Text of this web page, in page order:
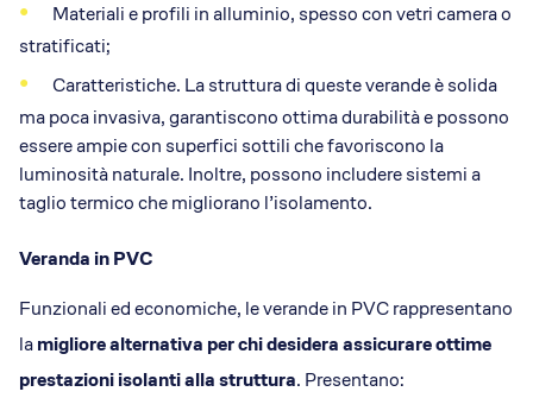
Materiali e profili in alluminio, spesso con vetri camera o
stratificati;
Caratteristiche. La struttura di queste verande è solida
ma poca invasiva, garantiscono ottima durabilità e possono
essere ampie con superfici sottili che favoriscono la
luminosità naturale. Inoltre, possono includere sistemi a
taglio termico che migliorano l’isolamento.
Veranda in PVC
Funzionali ed economiche, le verande in PVC rappresentano
lamigliore alternativa per chi desidera assicurare ottime
prestazioni isolanti alla struttura. Presentano: